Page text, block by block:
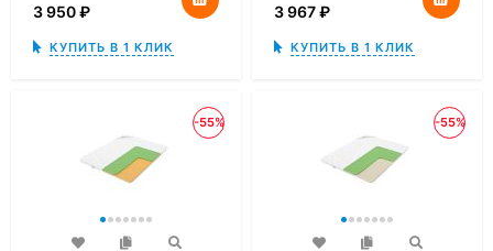
3 950₽
КУПИТЬ В 1 КЛИК
3 967₽
КУПИТЬ В 1 КЛИК
-55% -55%